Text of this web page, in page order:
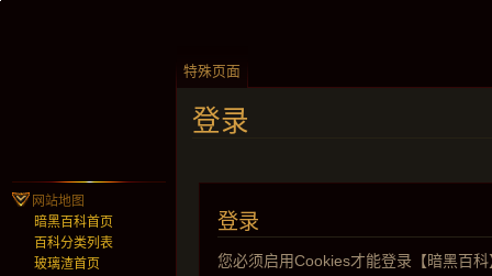
登录
登录
您必须启用Cookies才能登录【暗黑百
特殊页面
网站地图
暗黑百科首页
百科分类列表
玻璃渣首页